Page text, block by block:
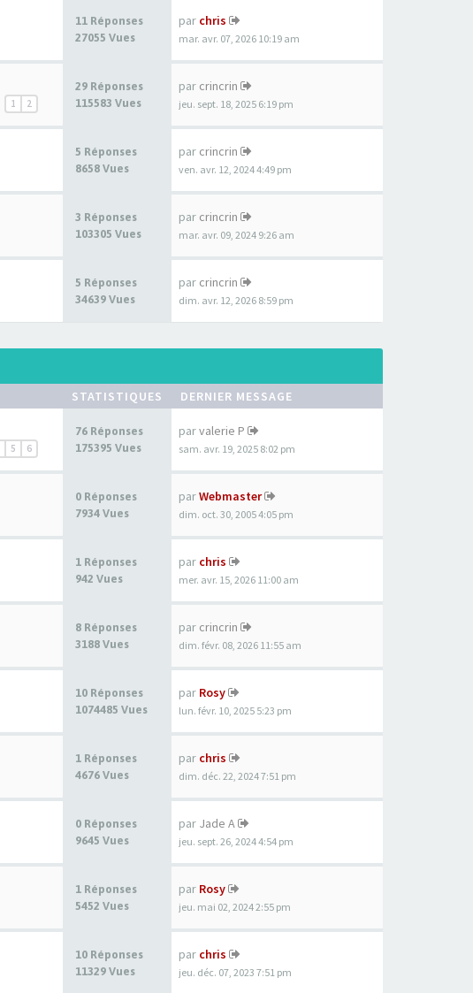
11 Réponses
27055 Vues
par chris
mar. avr. 07, 2026 10:19 am
1 2
29 Réponses
115583 Vues
par crincrin
jeu. sept. 18, 2025 6:19 pm
5 Réponses
8658 Vues
par crincrin
ven. avr. 12, 2024 4:49 pm
3 Réponses
103305 Vues
par crincrin
mar. avr. 09, 2024 9:26 am
5 Réponses
34639 Vues
par crincrin
dim. avr. 12, 2026 8:59 pm
STATISTIQUES DERNIER MESSAGE
5 6
76 Réponses
175395 Vues
parvalerie P
sam. avr. 19, 2025 8:02 pm
0 Réponses
7934 Vues
parWebmaster
dim. oct. 30, 2005 4:05 pm
1 Réponses
942 Vues
par chris
mer. avr. 15, 2026 11:00 am
8 Réponses
3188 Vues
par crincrin
dim. févr. 08, 2026 11:55 am
10 Réponses
1074485 Vues
par Rosy
lun. févr. 10, 2025 5:23 pm
1 Réponses
4676 Vues
par chris
dim. déc. 22, 2024 7:51 pm
0 Réponses
9645 Vues
par Jade A
jeu. sept. 26, 2024 4:54 pm
1 Réponses
5452 Vues
par Rosy
jeu. mai 02, 2024 2:55 pm
10 Réponses
11329 Vues
par chris
jeu. déc. 07, 2023 7:51 pm